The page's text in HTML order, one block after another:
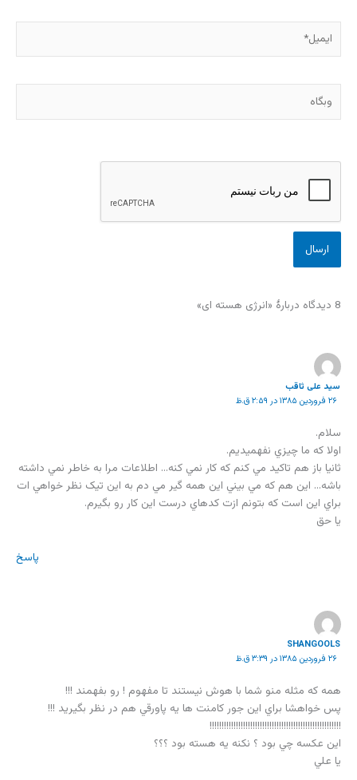
وبگاه
8 دیدگاه دربارهٔ «انرژی هسته ای»
سید علی ثاقب
۲۶ فروردین ۱۳۸۵ در ۲:۵۹ ق.ظ
سلام.
اولا که ما چيزي نفهميديم.
ثانيا باز هم تاکيد مي کنم که کار نمي کنه… اطلاعات مرا به خاطر نمي داشته
باشه… اين هم که مي بيني اين همه گير مي دم به اين تيک نظر خواهي ات
براي اين است که بتونم ازت کدهاي درست اين کار رو بگيرم.
يا حق
پاسخ
SHANGOOLS
۲۶ فروردین ۱۳۸۵ در ۳:۳۹ ق.ظ
همه كه مثله منو شما با هوش نيستند تا مفهوم ! رو بفهمند !!!
پس خواهشا براي اين جور كامنت ها يه پاورقي هم در نظر بگيريد !!!
!!!!!!!!!!!!!!!!!!!!!!!!!!!!!!!!!!!!!!!!!!!!!!!!!!!!!!!
اين عكسه چي بود ؟ نكنه يه هسته بود ؟؟؟
يا علي